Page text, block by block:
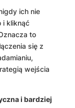
ich nie
i kliknąć
to
się z
wejścia
i bardziej